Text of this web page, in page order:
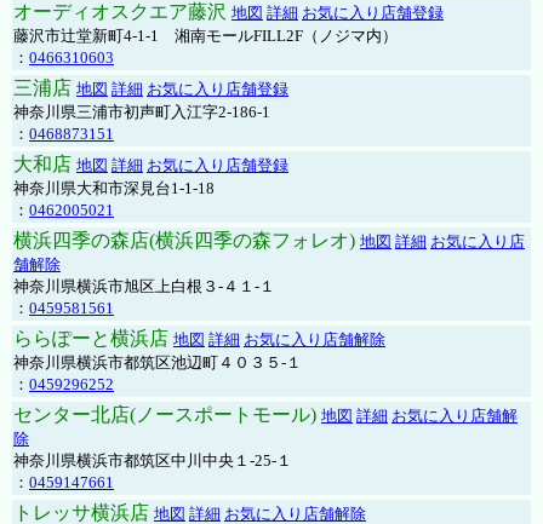
オーディオスクエア藤沢 地図 詳細 お気に入り店舗登録
藤沢市辻堂新町4-1-1 湘南モールFILL2F（ノジマ内）
： 0466310603
三浦店 地図 詳細 お気に入り店舗登録
神奈川県三浦市初声町入江字2-186-1
： 0468873151
大和店 地図 詳細 お気に入り店舗登録
神奈川県大和市深見台1-1-18
： 0462005021
横浜四季の森店(横浜四季の森フォレオ) 地図 詳細 お気に入り店
舗解除
神奈川県横浜市旭区上白根３-４１-１
： 0459581561
ららぽーと横浜店 地図 詳細 お気に入り店舗解除
神奈川県横浜市都筑区池辺町４０３５-１
： 0459296252
センター北店(ノースポートモール) 地図 詳細 お気に入り店舗解
除
神奈川県横浜市都筑区中川中央１-25-１
： 0459147661
トレッサ横浜店 地図 詳細 お気に入り店舗解除